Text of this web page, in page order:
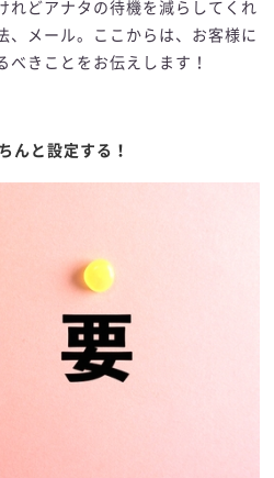
れどアナタの待機を減らしてくれ
、メール。ここからは、お客様に
べきことをお伝えします！
んと設定する！